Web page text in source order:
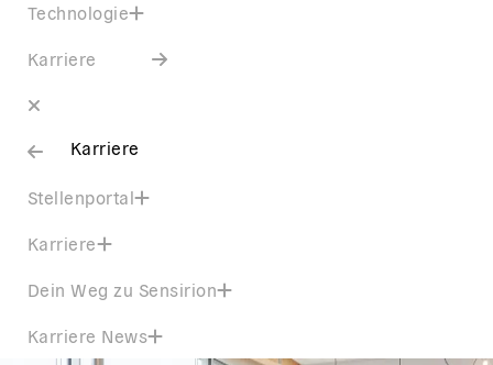
Technologie
Karriere
Karriere
Stellenportal
Karriere
Dein Weg zu Sensirion
Karriere News